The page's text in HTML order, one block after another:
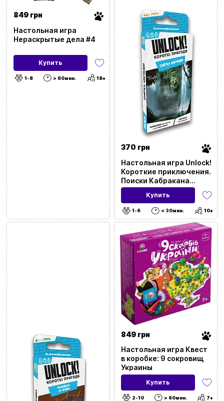
849 грн
Настольная игра
Нераскрытые дела #4
Купить
1-8 > 60мин. 18+
370 грн
Настольная игра Unlock!
Короткие приключения.
Поиски Кабракана
(Unlock!: Short
Adventures. In Pursuit of
Cabrakan)
Купить
1-6 < 30мин. 10+
849 грн
Настольная игра Квест
в коробке: 9 сокровищ
Украины
Купить
2-10 > 60мин. 7+